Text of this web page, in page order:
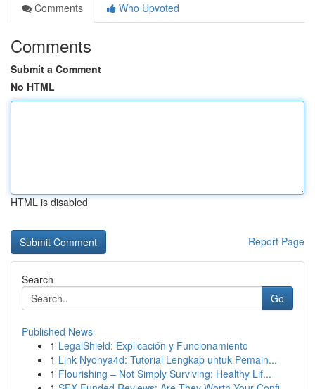
Comments
Who Upvoted
Comments
Submit a Comment
No HTML
HTML is disabled
Report Page
Search
Go
Published News
1 LegalShield: Explicación y Funcionamiento
1 Link Nyonya4d: Tutorial Lengkap untuk Pemain...
1 Flourishing – Not Simply Surviving: Healthy Lif...